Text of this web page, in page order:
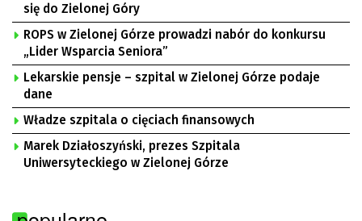
się do Zielonej Góry
ROPS w Zielonej Górze prowadzi nabór do konkursu
„Lider Wsparcia Seniora”
Lekarskie pensje – szpital w Zielonej Górze podaje
dane
Władze szpitala o cięciach finansowych
Marek Działoszyński, prezes Szpitala
Uniwersyteckiego w Zielonej Górze